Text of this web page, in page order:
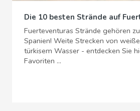
Die 10 besten Strände auf
Fuerteventuras Strände gehören
Spanien! Weite Strecken von
türkisem Wasser - entdecken Sie
Favoriten ...